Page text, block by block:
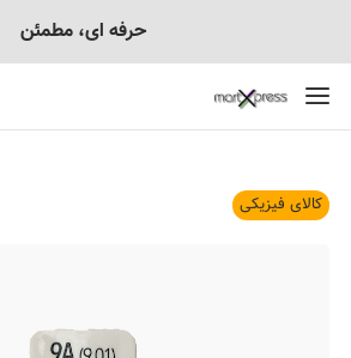
حرفه ای، مطمئن
کالای فیزیکی